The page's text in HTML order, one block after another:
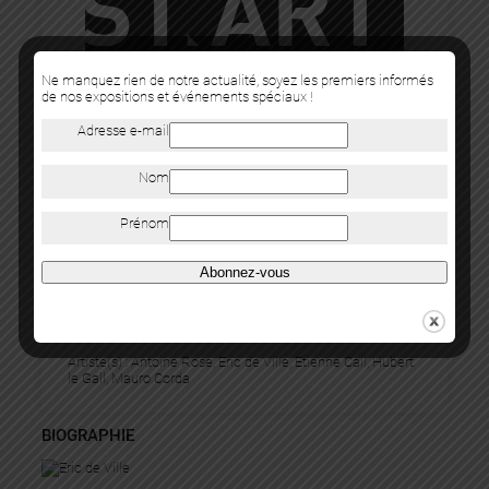
ST.ART STRASBOURG
Artiste(s) :Antoine Rose, Eric de Ville, Etienne Cail, Hubert
le Gall
Mauro Corda
BIOGRAPHIE
Ne manquez rien de notre actualité, soyez les premiers informés
de nos expositions et événements spéciaux !
Adresse e-mail
Nom
Prénom
Abonnez-vous